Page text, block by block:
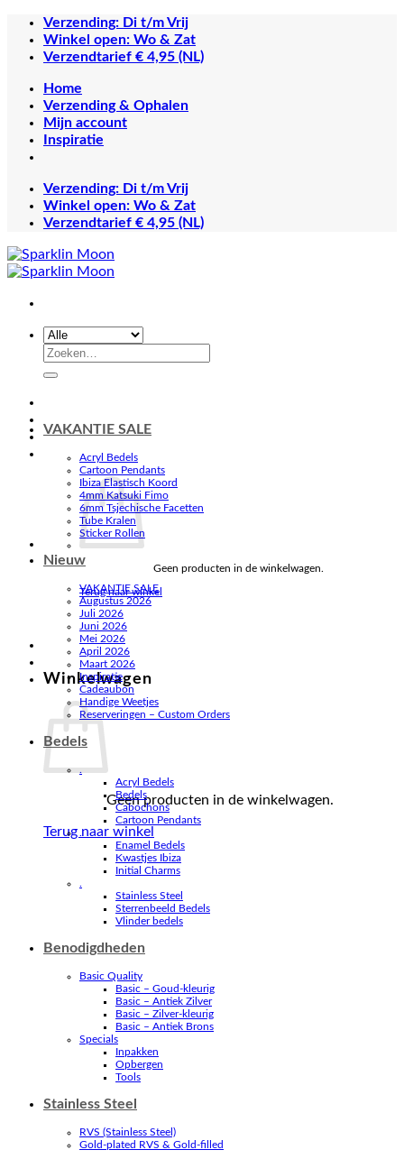
naar
inhoud
Verzending: Di t/m Vrij
Winkel open: Wo & Zat
Verzendtarief € 4,95 (NL)
Home
Verzending & Ophalen
Mijn account
Inspiratie
Verzending: Di t/m Vrij
Winkel open: Wo & Zat
Verzendtarief € 4,95 (NL)
Zoeken
Geen producten in de winkelwagen.
Terug naar winkel
Winkelwagen
Geen producten in de winkelwagen.
Terug naar winkel
VAKANTIE SALE
Acryl Bedels
Cartoon Pendants
Ibiza Elastisch Koord
4mm Katsuki Fimo
6mm Tsjechische Facetten
Tube Kralen
Sticker Rollen
Nieuw
VAKANTIE SALE
Augustus 2026
Juli 2026
Juni 2026
Mei 2026
April 2026
Maart 2026
Inspiratie
Cadeaubon
Handige Weetjes
Reserveringen – Custom Orders
Bedels
.
Acryl Bedels
Bedels
Cabochons
Cartoon Pendants
.
Enamel Bedels
Kwastjes Ibiza
Initial Charms
.
Stainless Steel
Sterrenbeeld Bedels
Vlinder bedels
Benodigdheden
Basic Quality
Basic – Goud-kleurig
Basic – Antiek Zilver
Basic – Zilver-kleurig
Basic – Antiek Brons
Specials
Inpakken
Opbergen
Tools
Stainless Steel
RVS (Stainless Steel)
Gold-plated RVS & Gold-filled